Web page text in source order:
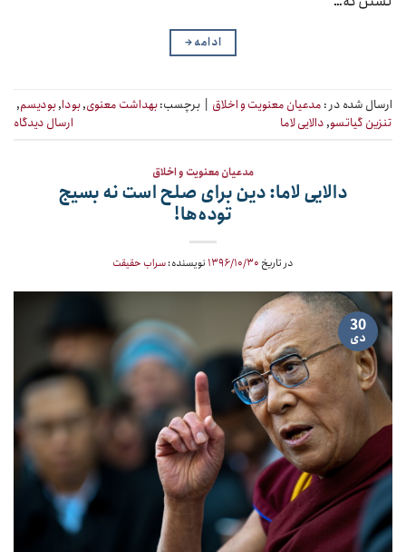
ادامه→
ارسال شده در : مدعیان معنویت و اخلاق | برچسب:بهداشت معنوی,بودا,بودیسم,
تنزین گیاتسو, دالایی لاما ارسال دیدگاه
مدعیان معنویت و اخلاق
دالایی لاما: دین برای صلح است نه بسیج
توده‌ها!
در تاریخ ۱۳۹۶/۱۰/۳۰ نویسنده:سراب حقیقت
30
دی